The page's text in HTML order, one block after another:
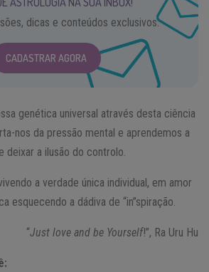
dicas e conteúdos exclusivos.
CADASTRAR AGORA
genética universal através desta ciência
nos da pressão mental e aprendemos a
deixar a ilusão do controlo.
a verdade única individual, em amor
esquecendo a dádiva de “in”spiração.
“Just love and be Yourself!”, Ra Uru Hu